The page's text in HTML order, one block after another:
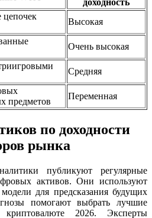
доходность
цепочек
Высокая
Очень высокая
Средняя
предметов
Переменная
по доходности
рынка
публикуют регулярные
активов. Они используют
для предсказания будущих
помогают выбрать лучшие
2026. Эксперты